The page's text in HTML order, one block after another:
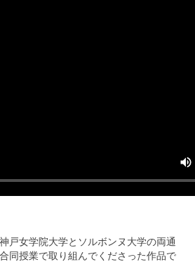
女学院大学とソルボンヌ大学の両通
同授業で取り組んでくださった作品で